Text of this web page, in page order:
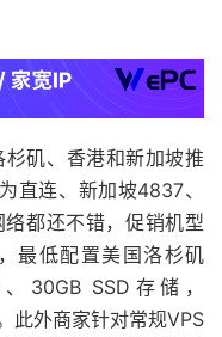
矶、香港和新加坡推
为直连、新加坡4837、
都还不错，促销机型
最低配置美国洛杉矶
30GB SSD存储，
此外商家针对常规VPS